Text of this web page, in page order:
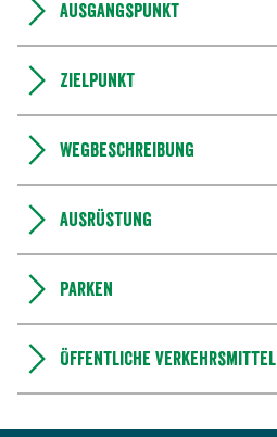
Ausgangspunkt
Zielpunkt
Wegbeschreibung
Ausrüstung
Parken
Öffentliche Verkehrsmittel